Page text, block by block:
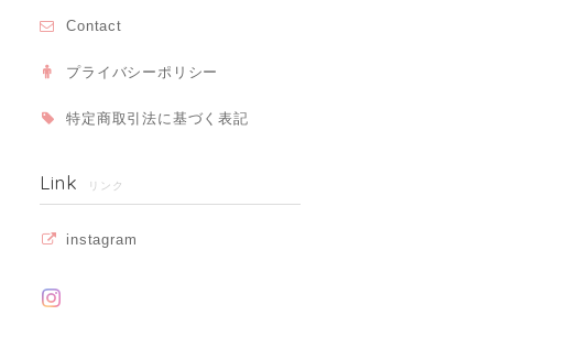
Contact
プライバシーポリシー
特定商取引法に基づく表記
Link リンク
instagram